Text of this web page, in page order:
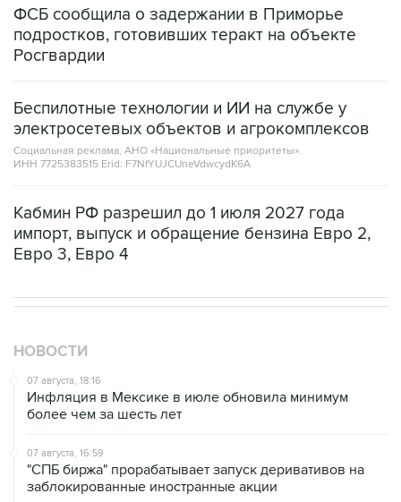
ФСБ сообщила о задержании в Приморье
подростков, готовивших теракт на объекте
Росгвардии
Беспилотные технологии и ИИ на службе у
электросетевых объектов и агрокомплексов
Социальная реклама, АНО «Национальные приоритеты».
ИНН 7725383515 Erid: F7NfYUJCUneVdwcydK6A
Кабмин РФ разрешил до 1 июля 2027 года
импорт, выпуск и обращение бензина Евро 2,
Евро 3, Евро 4
НОВОСТИ
07 августа, 18:16
Инфляция в Мексике в июле обновила минимум
более чем за шесть лет
07 августа, 16:59
"СПБ биржа" прорабатывает запуск деривативов на
заблокированные иностранные акции